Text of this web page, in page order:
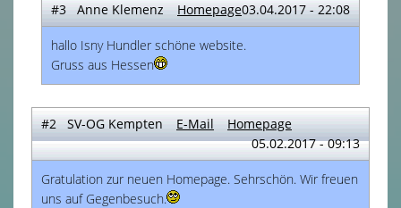
#3 Anne Klemenz Homepage03.04.2017 - 22:08
hallo Isny Hundler schöne website.
Gruss aus Hessen
#2 SV-OG Kempten E-Mail
Homepage
05.02.2017 - 09:13
Gratulation zur neuen Homepage. Sehrschön. Wir freuen
uns auf Gegenbesuch.